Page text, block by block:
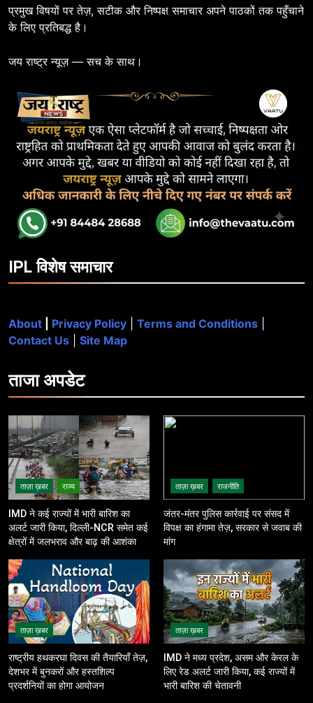
प्रमुख विषयों पर तेज़, सटीक और निष्पक्ष समाचार अपने पाठकों तक पहुँचाने
के लिए प्रतिबद्ध है।
जय राष्ट्र न्यूज़ — सच के साथ।
IPL विशेष समाचार
About Privacy Policy Terms and Conditions
Contact Us
Site Map
ताजाअपडेट
ताज़ा ख़बर राज्य
IMD ने कई राज्यों में भारी बारिश का
अलर्ट जारी किया, दिल्ली-NCR समेत कई
क्षेत्रों में जलभराव और बाढ़ की आशंका
ताज़ा ख़बर राजनीति
जंतर-मंतर पुलिस कार्रवाई पर संसद में
विपक्ष का हंगामा तेज़, सरकार से जवाब की
मांग
ताज़ा ख़बर
राष्ट्रीय हथकरघा दिवस की तैयारियाँ तेज़,
देशभर में बुनकरों और हस्तशिल्प
प्रदर्शनियों का होगा आयोजन
ताज़ा ख़बर
IMD ने मध्य प्रदेश, असम और केरल के
लिए रेड अलर्ट जारी किया, कई राज्यों में
भारी बारिश की चेतावनी